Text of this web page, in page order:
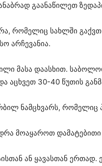
გაანაწილეთ
რომელიც სახლში
არჩევანია.
მასა დაასხით.
აცხვეთ 30-40 წუთის
ნამცხვარს, რომელიც
მოაყაროთ დამატებითი
ან ყავასთან ერთად.